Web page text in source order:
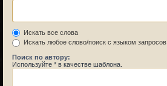
Искать все слова
Искать любое слово/поиск с языком запросов
Поиск по автору:
Используйте * в качестве шаблона.